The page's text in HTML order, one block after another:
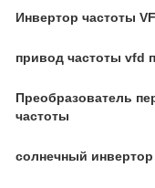
Инвертор частоты
привод частоты vfd
Преобразователь
частоты
солнечный инвертор